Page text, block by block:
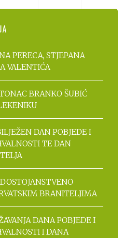
PERECA, STJEPANA
VALENTIĆA
BRANKO ŠUBIĆ
DAN POBJEDE I
TE DAN
BRANITELJIMA
DANA POBJEDE I
I DANA